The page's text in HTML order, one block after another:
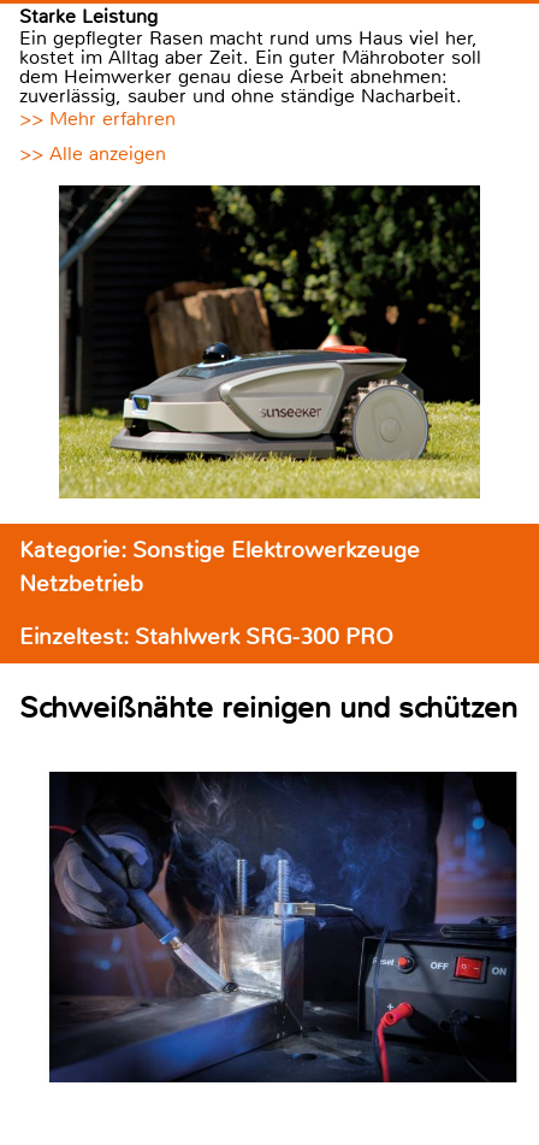
Starke Leistung
Ein gepflegter Rasen macht rund ums Haus viel her,
kostet im Alltag aber Zeit. Ein guter Mähroboter soll
dem Heimwerker genau diese Arbeit abnehmen:
zuverlässig, sauber und ohne ständige Nacharbeit.
>> Mehr erfahren
>> Alle anzeigen
Kategorie: Sonstige Elektrowerkzeuge
Netzbetrieb
Einzeltest: Stahlwerk SRG-300 PRO
Schweißnähte reinigen und schützen